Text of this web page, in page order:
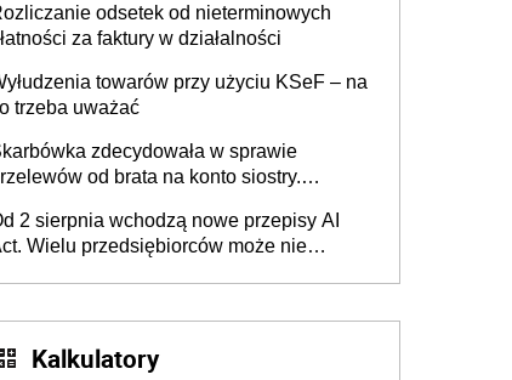
odsetek od nieterminowych
za faktury w działalności
towarów przy użyciu KSeF – na
trzeba uważać
zdecydowała w sprawie
od brata na konto siostry.
ale podatku jednak nie będzie
2 sierpnia wchodzą nowe przepisy AI
Wielu przedsiębiorców może nie
Kalkulatory